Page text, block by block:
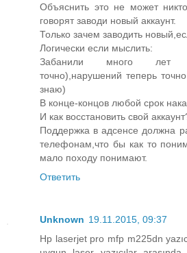
Объяснить это не может
говорят заводи новый аккаунт.
Только зачем заводить
Логически если мыслить:
Забанили много лет
точно),нарушений теперь
знаю)
В конце-концов любой срок
И как восстановить свой
Поддержка в адсенсе должна
телефонам,что бы как то
мало походу понимают.
Ответить
Unknown 19.11.2015, 09:37
Hp laserjet pro mfp m225dn